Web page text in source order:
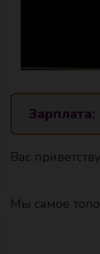
Зарплата:
Вас
Мы самое